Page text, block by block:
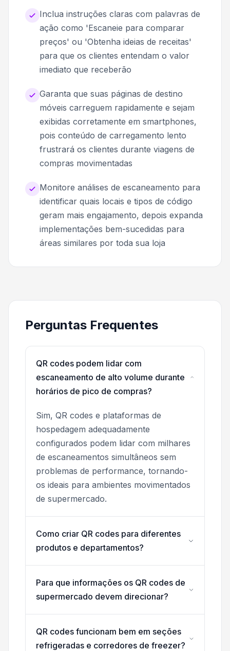
Inclua instruções claras com palavras de
ação como 'Escaneie para comparar
preços' ou 'Obtenha ideias de receitas'
para que os clientes entendam o valor
imediato que receberão
Garanta que suas páginas de destino
móveis carreguem rapidamente e sejam
exibidas corretamente em smartphones,
pois conteúdo de carregamento lento
frustrará os clientes durante viagens de
compras movimentadas
Monitore análises de escaneamento para
identificar quais locais e tipos de código
geram mais engajamento, depois expanda
implementações bem-sucedidas para
áreas similares por toda sua loja
Perguntas Frequentes
QR codes podem lidar com
escaneamento de alto volume durante
horários de pico de compras?
Sim, QR codes e plataformas de
hospedagem adequadamente
configurados podem lidar com milhares
de escaneamentos simultâneos sem
problemas de performance, tornando-
os ideais para ambientes movimentados
de supermercado.
Como criar QR codes para diferentes
produtos e departamentos?
Para que informações os QR codes de
supermercado devem direcionar?
QR codes funcionam bem em seções
refrigeradas e corredores de freezer?